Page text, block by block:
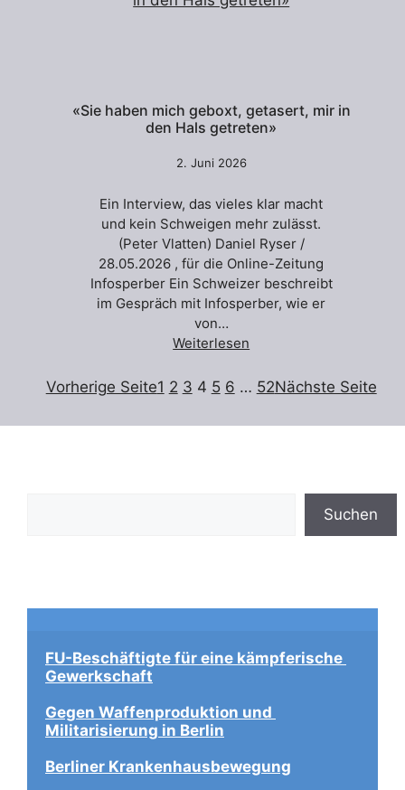
«Sie haben mich geboxt, getasert, mir in
den Hals getreten»
2. Juni 2026
Ein Interview, das vieles klar macht
und kein Schweigen mehr zulässt.
(Peter Vlatten) Daniel Ryser /
28.05.2026 , für die Online-Zeitung
Infosperber Ein Schweizer beschreibt
im Gespräch mit Infosperber, wie er
von…
Weiterlesen
Vorherige Seite1 2 3 4 5 6 … 52Nächste Seite
Suchen
FU-Beschäftigte für eine kämpferische
Gewerkschaft
Gegen Waffenproduktion und
Militarisierung in Berlin
Berliner Krankenhausbewegung